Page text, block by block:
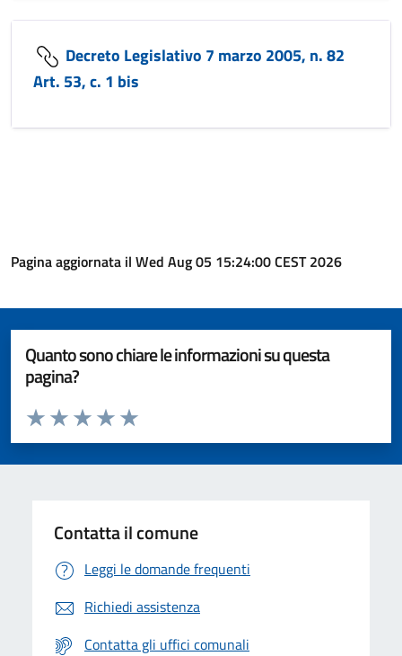
Decreto Legislativo 7 marzo 2005, n. 82
Art. 53, c. 1 bis
Pagina aggiornata il Wed Aug 05 15:24:00 CEST 2026
Quanto sono chiare le informazioni su questa
pagina?
Valuta da 1 a 5 stelle la pagina
Valuta 5 stelle su 5
Valuta 4 stelle su 5
Valuta 3 stelle su 5
Valuta 2 stelle su 5
Valuta 1 stelle su 5
Contatta il comune
Leggi le domande frequenti
Richiedi assistenza
Contatta gli uffici comunali